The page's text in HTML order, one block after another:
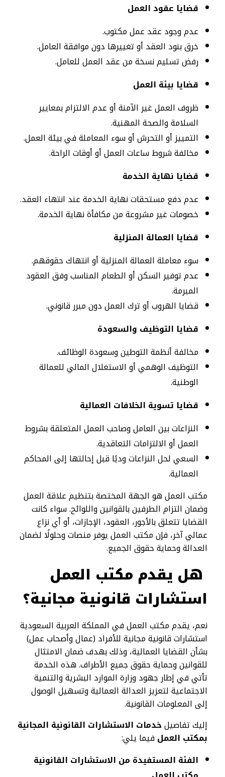
قضايا عقود العمل
عدم وجود عقد عمل مكتوب.
خرق بنود العقد أو تغييرها دون موافقة العامل.
رفض تسليم نسخة من عقد العمل للعامل.
قضايا بيئة العمل
ظروف العمل غير الآمنة أو عدم الالتزام بمعايير
السلامة والصحة المهنية.
التمييز أو التحرش أو سوء المعاملة في بيئة العمل.
مخالفة شروط ساعات العمل أو أوقات الراحة.
قضايا نهاية الخدمة
عدم دفع مستحقات نهاية الخدمة عند انتهاء العقد.
خصومات غير مشروعة من مكافأة نهاية الخدمة.
قضايا العمالة المنزلية
سوء معاملة العمالة المنزلية أو انتهاك حقوقهم.
عدم توفير السكن أو الطعام المناسب وفق العقود
المبرمة.
قضايا الهروب أو ترك العمل دون مبرر قانوني.
قضايا التوظيف والسعودة
مخالفة أنظمة التوطين وسعودة الوظائف.
التوظيف الوهمي أو الاستغلال المالي للعمالة
الوطنية.
قضايا تسوية الخلافات العمالية
النزاعات بين العامل وصاحب العمل المتعلقة بشروط
العمل أو الالتزامات التعاقدية.
السعي لحل النزاعات وديًا قبل إحالتها إلى المحاكم
العمالية.
مكتب العمل هو الجهة المختصة بتنظيم علاقة العمل
وضمان التزام الطرفين بالقوانين واللوائح. سواء كانت
القضايا تتعلق بالأجور، العقود، الإجازات، أو أي نزاع
عمالي آخر، فإن مكتب العمل يوفر منصات وحلولًا لضمان
العدالة وحماية حقوق الجميع.
هل يقدم مكتب العمل
استشارات قانونية مجانية؟
نعم، يقدم مكتب العمل في المملكة العربية السعودية
استشارات قانونية مجانية للأفراد (عمال وأصحاب عمل)
بشأن القضايا العمالية، وذلك بهدف ضمان الامتثال
للقوانين وحماية حقوق جميع الأطراف. هذه الخدمة
تأتي في إطار جهود وزارة الموارد البشرية والتنمية
الاجتماعية لتعزيز العدالة العمالية وتسهيل الوصول
إلى المعلومات القانونية.
إليك تفاصيلخدمات الاستشارات القانونية المجانية
بمكتب العملفيما يلي:
الفئة المستفيدة من الاستشارات القانونية